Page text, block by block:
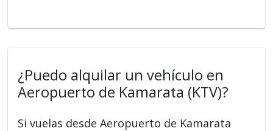
¿Puedo alquilar un vehículo en
Aeropuerto de Kamarata (KTV)?
Si vuelas desde Aeropuerto de Kamarata